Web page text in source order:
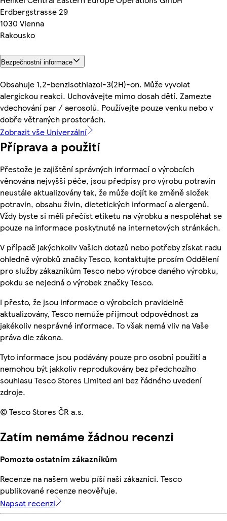
Erdbergstrasse 29
1030 Vienna
Rakousko
Bezpečnostní informace
Obsahuje 1,2-benzisothiazol-3(2H)-on. Může vyvolat
alergickou reakci. Uchovávejte mimo dosah dětí. Zamezte
vdechování par / aerosolů. Používejte pouze venku nebo v
dobře větraných prostorách.
Zobrazit vše Univerzální
Příprava a použití
Přestože je zajištění správných informací o výrobcích
věnována nejvyšší péče, jsou předpisy pro výrobu potravin
neustále aktualizovány tak, že může dojít ke změně složek
potravin, obsahu živin, dietetických informací a alergenů.
Vždy byste si měli přečíst etiketu na výrobku a nespoléhat se
pouze na informace poskytnuté na internetových stránkách.
V případě jakýchkoliv Vašich dotazů nebo potřeby získat radu
ohledně výrobků značky Tesco, kontaktujte prosím Oddělení
pro služby zákazníkům Tesco nebo výrobce daného výrobku,
pokdu se nejedná o výrobek značky Tesco.
I přesto, že jsou informace o výrobcích pravidelně
aktualizovány, Tesco nemůže přijmout odpovědnost za
jakékoliv nesprávné informace. To však nemá vliv na Vaše
práva dle zákona.
Tyto informace jsou podávány pouze pro osobní použití a
nemohou být jakkoliv reprodukovány bez předchozího
souhlasu Tesco Stores Limited ani bez řádného uvedení
zdroje.
© Tesco Stores ČR a.s.
Zatím nemáme žádnou recenzi
Pomozte ostatním zákazníkům
Recenze na našem webu píší naši zákazníci. Tesco
publikované recenze neověřuje.
Napsat recenzi